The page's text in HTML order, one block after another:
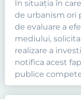
În situaţia în
de urbanism ori
de evaluare a
mediului,
realizare a
notifica acest
publice